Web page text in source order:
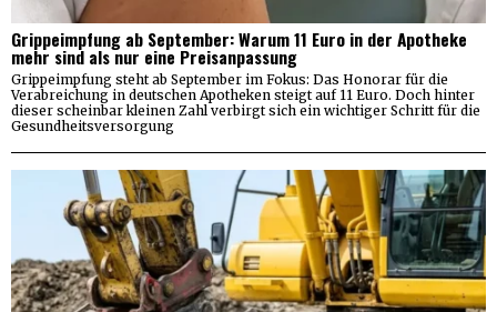
Grippeimpfung ab September: Warum 11 Euro in der Apotheke
mehr sind als nur eine Preisanpassung
Grippeimpfung steht ab September im Fokus: Das Honorar für die
Verabreichung in deutschen Apotheken steigt auf 11 Euro. Doch hinter
dieser scheinbar kleinen Zahl verbirgt sich ein wichtiger Schritt für die
Gesundheitsversorgung